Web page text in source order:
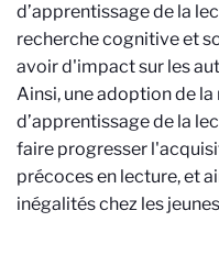
d’apprentissage de la
recherche cognitive et
avoir d'impact sur les
Ainsi, une adoption de
d’apprentissage de la
faire progresser
précoces en lecture, et
inégalités chez les